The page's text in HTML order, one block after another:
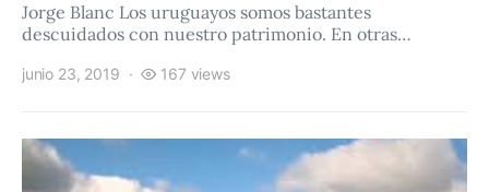
Jorge Blanc Los uruguayos somos bastantes
descuidados con nuestro patrimonio. En otras…
junio 23, 2019 167 views